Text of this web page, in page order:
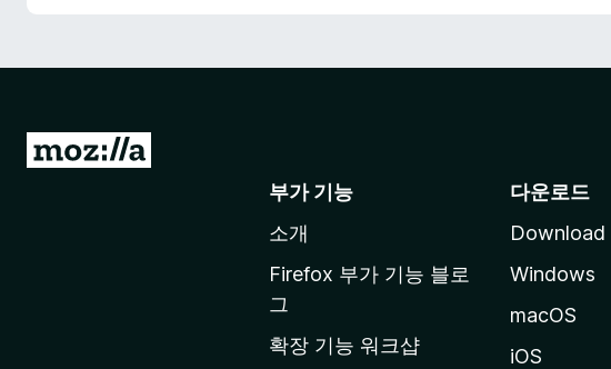
M
부가 기능
소개
Firefox 부가 기능 블로
그
확장 기능 워크샵
다운로드
Download
Windows
macOS
iOS